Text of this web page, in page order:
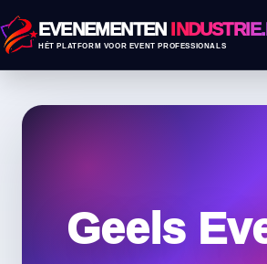
EVENEMENTEN
HÉT PLATFORM VOOR EVENT PROFESSIONALS
Geels